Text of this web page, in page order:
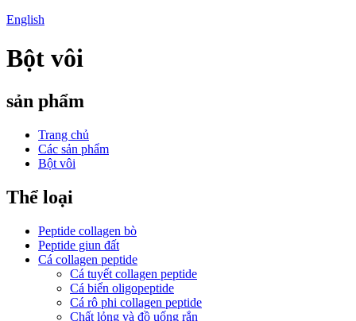
English
Bột vôi
sản phẩm
Trang chủ
Các sản phẩm
Bột vôi
Thể loại
Peptide collagen bò
Peptide giun đất
Cá collagen peptide
Cá tuyết collagen peptide
Cá biển oligopeptide
Cá rô phi collagen peptide
Chất lỏng và đồ uống rắn